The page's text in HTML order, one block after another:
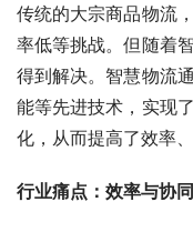
传统的大宗商品物流
率低等挑战。但随着
得到解决。智慧物流
能等先进技术，实现
化，从而提高了效率
行业痛点：效率与协同